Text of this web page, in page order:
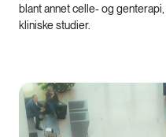
blant annet celle- og
kliniske studier.